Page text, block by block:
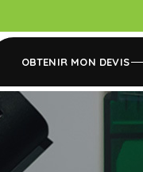
OBTENIR MON DEVIS